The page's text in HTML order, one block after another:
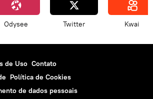
Odysee Twitter Kwai
de Uso Contato
Política de Cookies
de dados pessoais